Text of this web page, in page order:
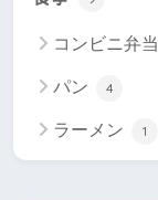
コンビニ弁当
パン 4
ラーメン 1